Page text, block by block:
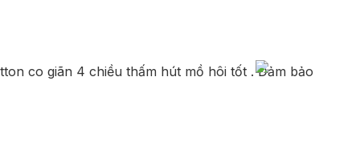
co giãn 4 chiều thấm hút mồ hôi tốt . Đảm bảo